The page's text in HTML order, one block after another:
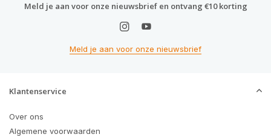
Meld je aan voor onze nieuwsbrief en ontvang €10 korting
Meld je aan voor onze nieuwsbrief
Klantenservice
Over ons
Algemene voorwaarden